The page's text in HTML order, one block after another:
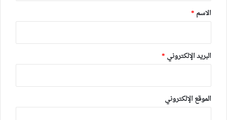
*
الاسم *
البريد الإلكتروني *
الموقع الإلكتروني